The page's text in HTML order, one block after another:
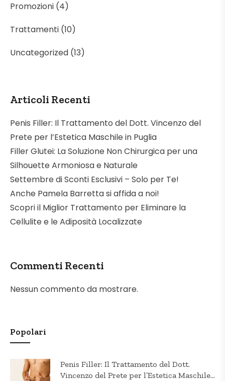
Promozioni (4)
Trattamenti (10)
Uncategorized (13)
Articoli Recenti
Penis Filler: Il Trattamento del Dott. Vincenzo del
Prete per l’Estetica Maschile in Puglia
Filler Glutei: La Soluzione Non Chirurgica per una
Silhouette Armoniosa e Naturale
Settembre di Sconti Esclusivi – Solo per Te!
Anche Pamela Barretta si affida a noi!
Scopri il Miglior Trattamento per Eliminare la
Cellulite e le Adiposità Localizzate
Commenti Recenti
Nessun commento da mostrare.
Popolari
Penis Filler: Il Trattamento del Dott.
Vincenzo del Prete per l’Estetica Maschile